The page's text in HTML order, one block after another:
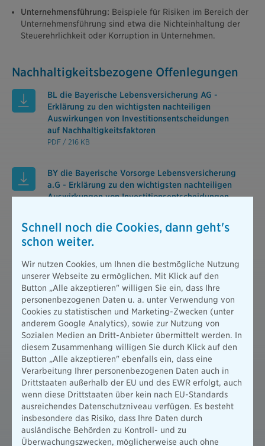
Unternehmensführung: Beispiele für Risiken im Bereich der
Unternehmensführung sind etwa die Nichteinhaltung der
Steuerehrlichkeit oder Korruption in Unternehmen.
Nachhaltigkeitsbezogene Offenlegungen
BL die Bayerische Lebensversicherung AG -
Erklärung zu den wichtigsten nachteiligen
Auswirkungen von Investitionsentscheidungen
auf Nachhaltigkeitsfaktoren
PDF / 216 KB
BY die Bayerische Vorsorge Lebensversicherung
a.G - Erklärung zu den wichtigsten nachteiligen
Auswirkungen von Investitionsentscheidungen
a.G. - Informationen gem. Art 3 OffVO
PDF / 447 KB
BL die Bayerische Lebensversicherung AG -
Informationen gem. Art 3 OffVO
PDF / 446 KB
BY die Bayerische Vorsorge Lebensversicherung
a.G. – Informationen gem. Art 5 OffVO
PDF / 272 KB
BL die Bayerische Lebensversicherung AG -
Informationen Art 5 OffVO
PDF / 266 KB
Schnell noch die Cookies, dann geht's
schon weiter.
Wir nutzen Cookies, um Ihnen die bestmögliche Nutzung
unserer Webseite zu ermöglichen. Mit Klick auf den
Button „Alle akzeptieren" willigen Sie ein, dass Ihre
personenbezogenen Daten u. a. unter Verwendung von
Cookies zu statistischen und Marketing-Zwecken (unter
anderem Google Analytics), sowie zur Nutzung von
Sozialen Medien an Dritt-Anbieter übermittelt werden. In
diesem Zusammenhang willigen Sie durch Klick auf den
Button „Alle akzeptieren" ebenfalls ein, dass eine
Verarbeitung Ihrer personenbezogenen Daten auch in
Drittstaaten außerhalb der EU und des EWR erfolgt, auch
wenn diese Drittstaaten über kein nach EU-Standards
ausreichendes Datenschutzniveau verfügen. Es besteht
insbesondere das Risiko, dass Ihre Daten durch
ausländische Behörden zu Kontroll- und zu
Überwachungszwecken, möglicherweise auch ohne